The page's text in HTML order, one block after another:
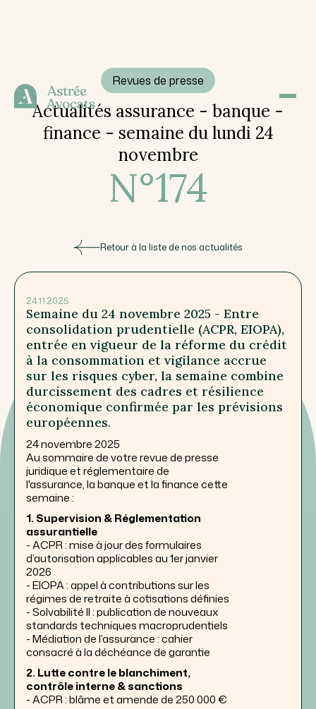
Revues de presse
Actualités assurance - banque -
finance - semaine du lundi 24
novembre
N°174
Retour à la liste de nos actualités
24.11.2025
Semaine du 24 novembre 2025 - Entre
consolidation prudentielle (ACPR, EIOPA),
entrée en vigueur de la réforme du crédit
à la consommation et vigilance accrue
sur les risques cyber, la semaine combine
durcissement des cadres et résilience
économique confirmée par les prévisions
européennes.
24 novembre 2025
Au sommaire de votre revue de presse
juridique et réglementaire de
l'assurance, la banque et la finance cette
semaine :
1. Supervision & Réglementation
assurantielle
- ACPR : mise à jour des formulaires
d’autorisation applicables au 1er janvier
2026
- EIOPA : appel à contributions sur les
régimes de retraite à cotisations définies
- Solvabilité II : publication de nouveaux
standards techniques macroprudentiels
- Médiation de l’assurance : cahier
consacré à la déchéance de garantie
2. Lutte contre le blanchiment,
contrôle interne & sanctions
- ACPR : blâme et amende de 250 000 €